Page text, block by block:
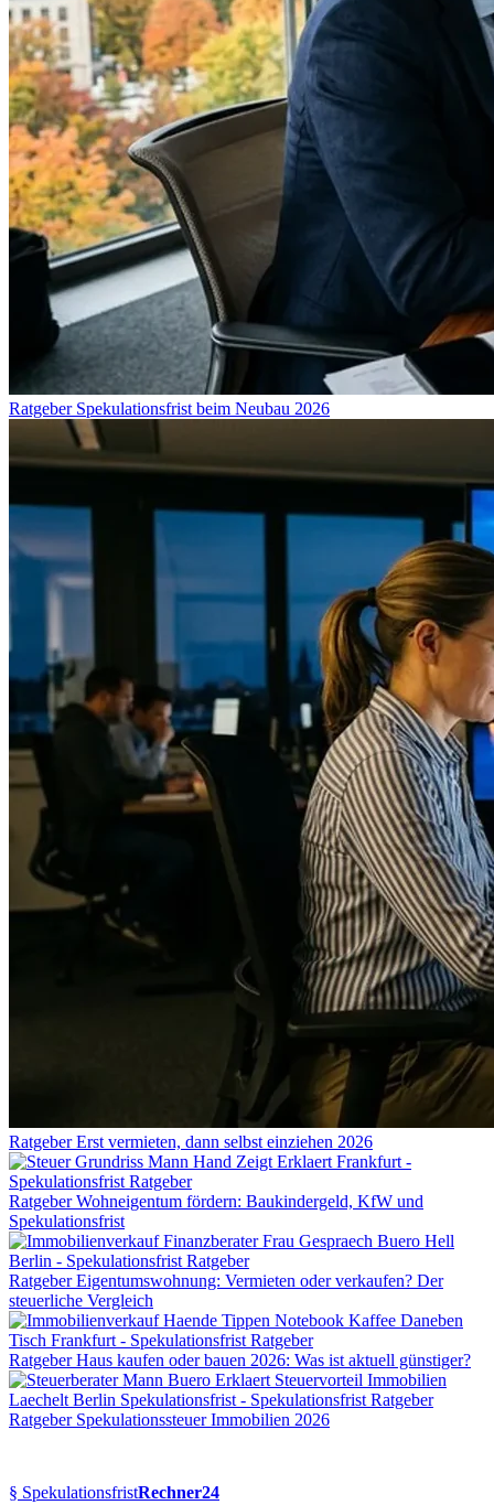
Ratgeber Spekulationsfrist beim Neubau 2026
Ratgeber Erst vermieten, dann selbst einziehen 2026
Ratgeber Wohneigentum fördern: Baukindergeld, KfW und
Spekulationsfrist
Ratgeber Eigentumswohnung: Vermieten oder verkaufen? Der
steuerliche Vergleich
Ratgeber Haus kaufen oder bauen 2026: Was ist aktuell günstiger?
Ratgeber Spekulationssteuer Immobilien 2026
§ SpekulationsfristRechner24